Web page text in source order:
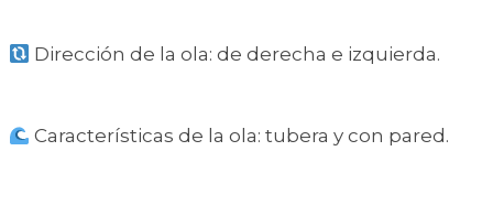
Dirección de la ola: de derecha e izquierda.
Características de la ola: tubera y con pared.